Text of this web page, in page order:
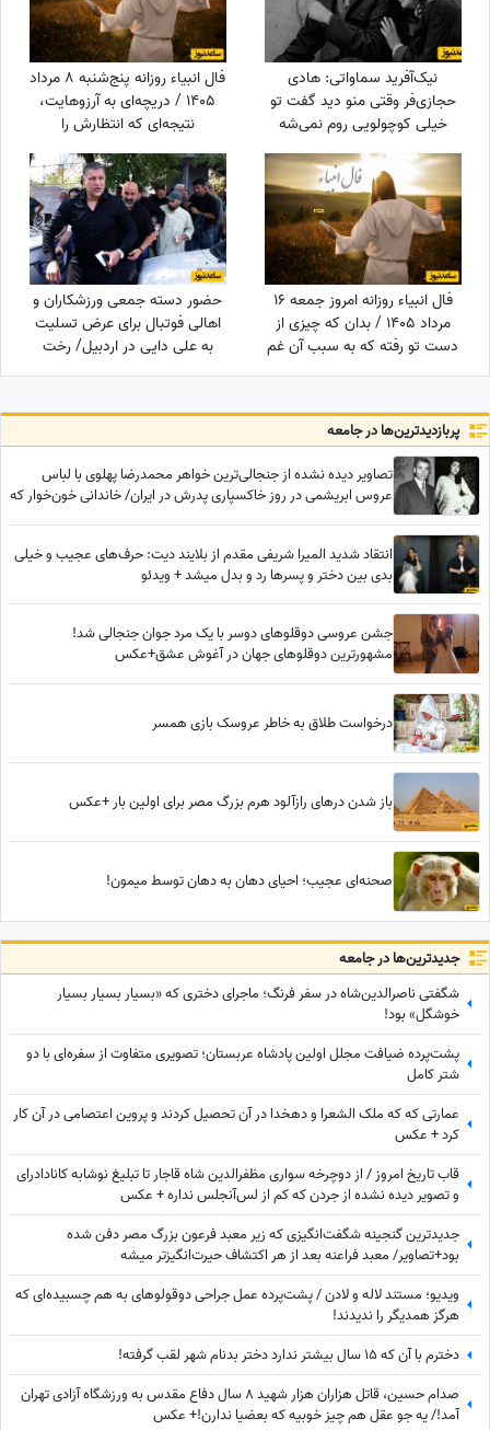
نیک‌آفرید سماواتی: هادی
حجازی‌فر وقتی منو دید گفت تو
خیلی کوچولویی روم نمی‌شه
عاشقت بشم !
فال انبیاء روزانه پنج‌شنبه 8 مرداد
1405 / دریچه‌ای به آرزوهایت،
نتیجه‌ای که انتظارش را
می‌کشیدی در راه است، یک
فرصت طلایی، یک لحظه تغییر
زندگی
فال انبیاء روزانه امروز جمعه 16
مرداد 1405 / بدان که چیزی از
دست تو رفته که به سبب آن غم
و اندوه می‌خوری، اما ...
حضور دسته جمعی ورزشکاران و
اهالی فوتبال برای عرض تسلیت
به علی دایی در اردبیل/ رخت
عزای شهریار فوتبال ایران در مقام
پربازدید‌ترین‌ها در جامعه
تصاویر دیده نشده از جنجالی‌ترین خواهر محمدرضا پهلوی با لباس
عروس ابریشمی در روز خاکسپاری پدرش در ایران/ خاندانی خون‌خوار که
انتقاد شدید المیرا شریفی مقدم از بلایند دیت: حرف‌های عجیب و خیلی
بدی بین دختر و پسرها رد و بدل میشد + ویدئو
جشن عروسی دوقلوهای دوسر با یک مرد جوان جنجالی شد!
مشهورترین دوقلوهای جهان در آغوش عشق+عکس
درخواست طلاق به خاطر عروسک‌ بازی همسر
باز شدن درهای رازآلود هرم بزرگ مصر برای اولین بار +عکس
صحنه‌ای عجیب؛ احیای دهان به دهان توسط میمون!
جدید‌ترین‌ها در جامعه
شگفتی ناصرالدین‌شاه در سفر فرنگ؛ ماجرای دختری که «بسیار بسیار بسیار
خوشگل» بود!
پشت‌پرده ضیافت مجلل اولین پادشاه عربستان؛ تصویری متفاوت از سفره‌ای با دو
شتر کامل
عمارتی که که ملک الشعرا و دهخدا در آن تحصیل کردند و پروین اعتصامی در آن کار
کرد + عکس
قاب تاریخ امروز / از دوچرخه سواری مظفرالدین شاه قاجار تا تبلیغ نوشابه ‌کانادادرای
و تصویر دیده نشده از جردن که کم از لس‌آنجلس نداره + عکس
جدیدترین گنجینه شگفت‌انگیزی که زیر معبد فرعون بزرگ مصر دفن شده
بود+تصاویر/ معبد فراعنه بعد از هر اکتشاف حیرت‌انگیزتر میشه
ویدیو؛ مستند لاله و لادن / پشت‌پرده عمل جراحی دوقولوهای به هم چسبیده‌ای که
هرگز همدیگر را ندیدند!
دخترم با آن که ۱۵ سال بیشتر ندارد دختر بدنام شهر لقب گرفته!
صدام حسین، قاتل هزاران هزار شهید 8 سال دفاع مقدس به ورزشگاه آزادی تهران
آمد!/ یه جو عقل هم چیز خوبیه که بعضیا ندارن!+ عکس